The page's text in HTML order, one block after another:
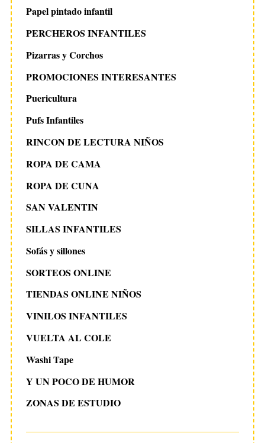
Papel pintado infantil
PERCHEROS INFANTILES
Pizarras y Corchos
PROMOCIONES INTERESANTES
Puericultura
Pufs Infantiles
RINCON DE LECTURA NIÑOS
ROPA DE CAMA
ROPA DE CUNA
SAN VALENTIN
SILLAS INFANTILES
Sofás y sillones
SORTEOS ONLINE
TIENDAS ONLINE NIÑOS
VINILOS INFANTILES
VUELTA AL COLE
Washi Tape
Y UN POCO DE HUMOR
ZONAS DE ESTUDIO